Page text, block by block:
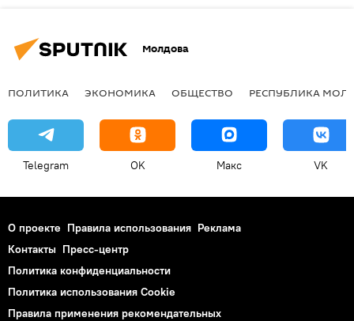
Молдова
ПОЛИТИКА ЭКОНОМИКА ОБЩЕСТВО РЕСПУБЛИКА
Telegram OK Макс VK
О проекте Правила использования Реклама
Контакты Пресс-центр
Политика конфиденциальности
Политика использования Cookie
Правила применения рекомендательных